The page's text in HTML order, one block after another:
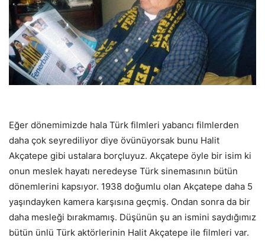
Eğer dönemimizde hala Türk filmleri yabancı filmlerden
daha çok seyrediliyor diye övünüyorsak bunu Halit
Akçatepe gibi ustalara borçluyuz. Akçatepe öyle bir isim ki
onun meslek hayatı neredeyse Türk sinemasının bütün
dönemlerini kapsıyor. 1938 doğumlu olan Akçatepe daha 5
yaşındayken kamera karşısına geçmiş. Ondan sonra da bir
daha mesleği bırakmamış. Düşünün şu an ismini saydığımız
bütün ünlü Türk aktörlerinin Halit Akçatepe ile filmleri var.